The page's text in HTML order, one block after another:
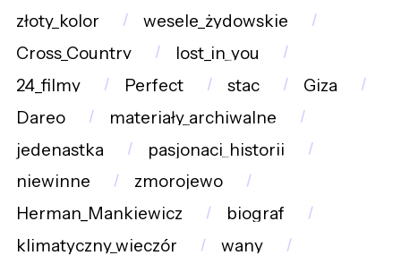
złoty_kolor
wesele_żydowskie
Cross_Country
lost_in_you
24_filmy
Perfect stac
Giza
Dareo
materiały_archiwalne
jedenastka
pasjonaci_historii
niewinne
zmorojewo
Herman_Mankiewicz
biograf
klimatyczny_wieczór
wany